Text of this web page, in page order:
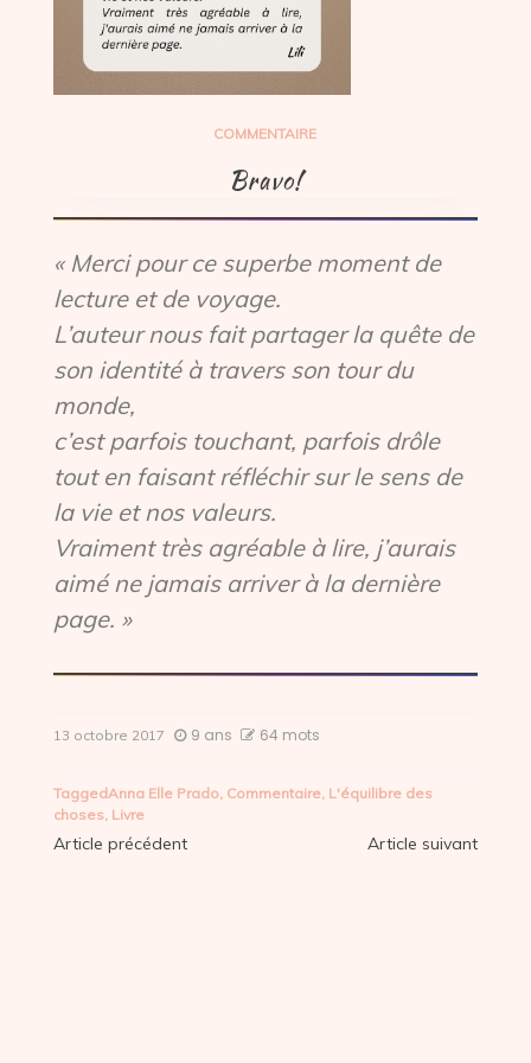
COMMENTAIRE
Bravo!
« Merci pour ce superbe moment de
lecture et de voyage.
L’auteur nous fait partager la quête de
son identité à travers son tour du
monde,
c’est parfois touchant, parfois drôle
tout en faisant réfléchir sur le sens de
la vie et nos valeurs.
Vraiment très agréable à lire, j’aurais
aimé ne jamais arriver à la dernière
page. »
13 octobre 2017 9 ans 64 mots
TaggedAnna Elle Prado, Commentaire, L'équilibre des
choses, Livre
Navigation
Article précédent Article suivant